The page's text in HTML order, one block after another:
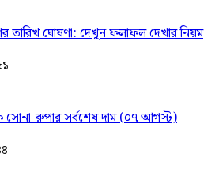
তারিখ ঘোষণা: দেখুন ফলাফল দেখার নিয়ম
রুপার সর্বশেষ দাম (০৭ আগস্ট)